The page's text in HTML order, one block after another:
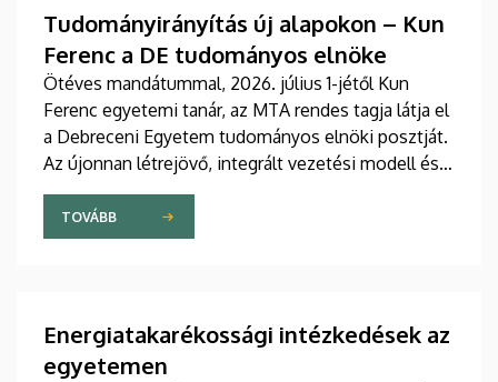
terén.
Tudományirányítás új alapokon – Kun
Ferenc a DE tudományos elnöke
Ötéves mandátummal, 2026. július 1-jétől Kun
Ferenc egyetemi tanár, az MTA rendes tagja látja el
a Debreceni Egyetem tudományos elnöki posztját.
Az újonnan létrejövő, integrált vezetési modell és a
fokozatosan kiépülő Tudományos Főigazgatóság
célja, hogy a nemzetközi versenyben új szintre
emelje az intézmény kutatási teljesítményét,
TOVÁBB
Energiatakarékossági intézkedések az
egyetemen